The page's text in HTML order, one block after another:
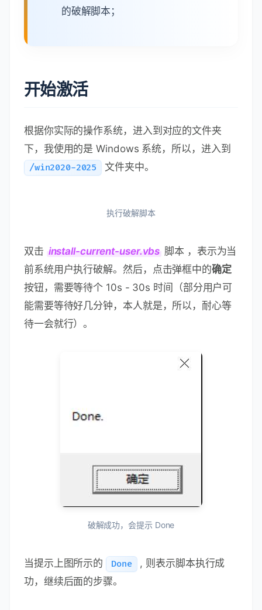
的破解脚本；
开始激活
根据你实际的操作系统，进入到对应的文件夹
下，我使用的是 Windows 系统，所以，进入到
/win2020-2025 文件夹中。
执行破解脚本
双击 install-current-user.vbs 脚本 ，表示为当
前系统用户执行破解。然后，点击弹框中的确定
按钮，需要等待个 10s - 30s 时间（部分用户可
能需要等待好几分钟，本人就是，所以，耐心等
待一会就行）。
破解成功，会提示 Done
当提示上图所示的 Done
, 则表示脚本执行成
功，继续后面的步骤。